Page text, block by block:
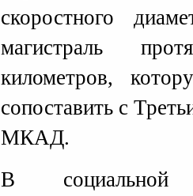
скоростного
магистраль
километров,
сопоставить с
МКАД.
В социальной